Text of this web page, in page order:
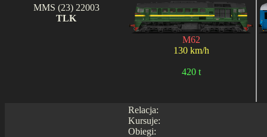
MMS (23) 22003
TLK
M62
130 km/h
420 t
Relacja:
Kursuje:
Obiegi: